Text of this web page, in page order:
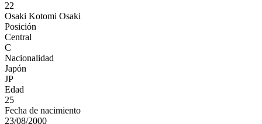
22
Osaki Kotomi Osaki
Posición
Central
C
Nacionalidad
Japón
JP
Edad
25
Fecha de nacimiento
23/08/2000